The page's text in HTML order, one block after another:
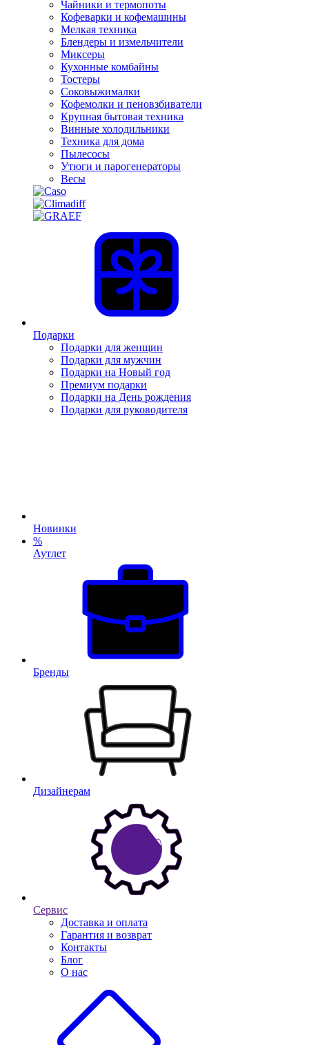
Чайники и термопоты
Кофеварки и кофемашины
Мелкая техника
Блендеры и измельчители
Миксеры
Кухонные комбайны
Тостеры
Соковыжималки
Кофемолки и пеновзбиватели
Крупная бытовая техника
Винные холодильники
Техника для дома
Пылесосы
Утюги и парогенераторы
Весы
Подарки
Подарки для женщин
Подарки для мужчин
Подарки на Новый год
Премиум подарки
Подарки на День рождения
Подарки для руководителя
Новинки
%
Аутлет
Бренды
Дизайнерам
Сервис
Доставка и оплата
Гарантия и возврат
Контакты
Блог
О нас